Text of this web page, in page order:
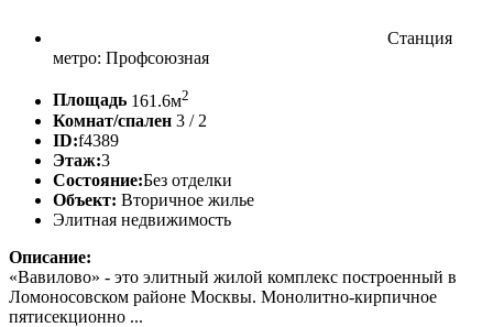
Станция
метро: Профсоюзная
Площадь 161.6м2
Комнат/спален 3 / 2
ID:f4389
Этаж:3
Состояние:Без отделки
Объект: Вторичное жилье
Элитная недвижимость
Описание:
«Вавилово» - это элитный жилой комплекс построенный в
Ломоносовском районе Москвы. Монолитно-кирпичное
пятисекционно ...